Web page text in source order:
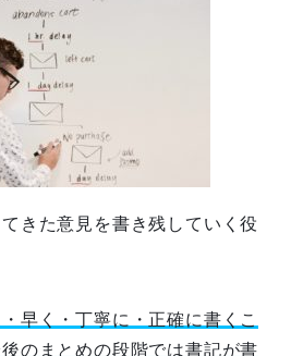
きた意見を書き残していく役
早く・丁寧に・正確に書くこ
のまとめの段階では書記が書